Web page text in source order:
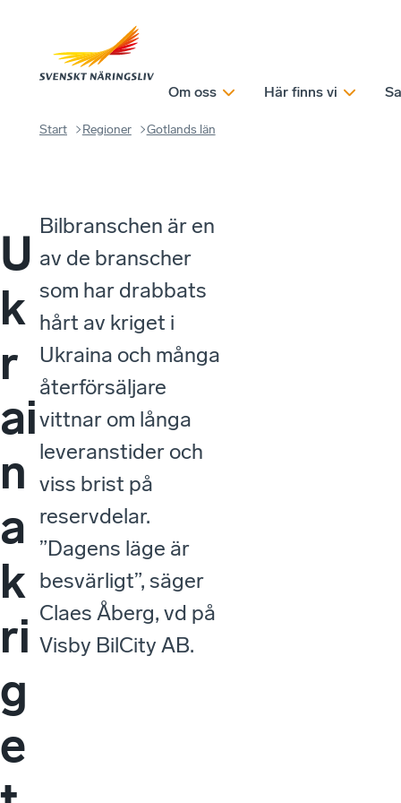
Om oss Här finns vi
Start Regioner Gotlands län
U
k
r
ai
n
a
k
ri
g
e
Bilbranschen är en
av de branscher
som har drabbats
hårt av kriget i
Ukraina och många
återförsäljare
vittnar om långa
leveranstider och
viss brist på
reservdelar.
”Dagens läge är
besvärligt”, säger
Claes Åberg, vd på
Visby BilCity AB.